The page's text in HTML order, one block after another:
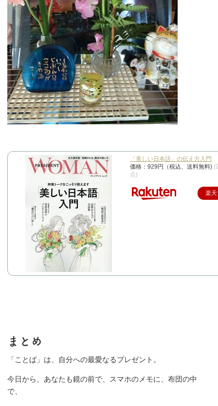
「美しい日本語」の伝え方入門
価格：929円（税込、送料無料)
点)
楽
まとめ
「ことば」は、自分への最愛なるプレゼント。
今日から、あなたも鏡の前で、スマホのメモに、布団の中
で、